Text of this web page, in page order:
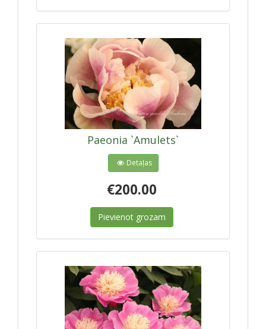
Paeonia `Amulets`
Detaļas
€200.00
Pievienot grozam